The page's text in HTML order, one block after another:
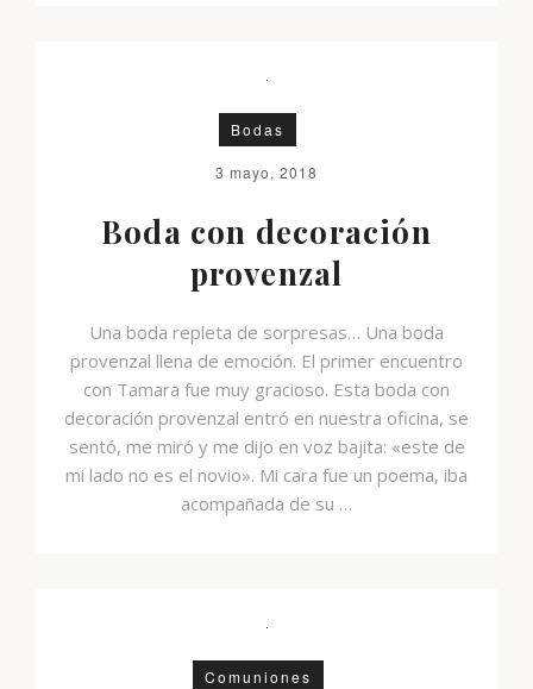
Bodas
3 mayo, 2018
Boda con decoración
provenzal
Una boda repleta de sorpresas… Una boda
provenzal llena de emoción. El primer encuentro
con Tamara fue muy gracioso. Esta boda con
decoración provenzal entró en nuestra oficina, se
sentó, me miró y me dijo en voz bajita: «este de
mi lado no es el novio». Mi cara fue un poema, iba
acompañada de su …
Comuniones